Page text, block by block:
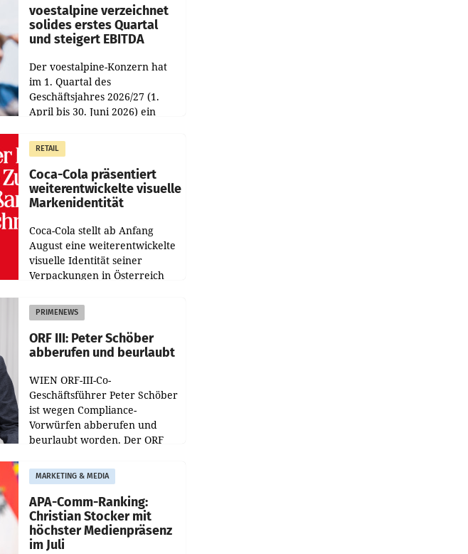
werden.
voestalpine verzeichnet
solides erstes Quartal
und steigert EBITDA
Der voestalpine-Konzern hat
im 1. Quartal des
Geschäftsjahres 2026/27 (1.
April bis 30. Juni 2026) ein
Der Umsatz stieg im Vergleich
zur Vorjahresperiode
RETAIL
Coca-Cola präsentiert
weiterentwickelte visuelle
Markenidentität
Coca-Cola stellt ab Anfang
August eine weiterentwickelte
visuelle Identität seiner
Verpackungen in Österreich
Redesigns stehen zentrale
Gestaltungselemente
PRIMENEWS
ORF III: Peter Schöber
abberufen und beurlaubt
WIEN ORF-III-Co-
Geschäftsführer Peter Schöber
ist wegen Compliance-
Vorwürfen abberufen und
beurlaubt worden. Der ORF
entsprechende
Medienberichte.
MARKETING & MEDIA
APA-Comm-Ranking:
Christian Stocker mit
höchster Medienpräsenz
im Juli